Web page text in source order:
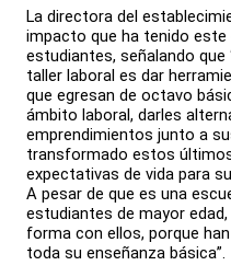
La directora del
impacto que ha tenido este
estudiantes, señalando
taller laboral es dar
que egresan de octavo
ámbito laboral, darles
emprendimientos junto a
transformado estos
expectativas de vida para
A pesar de que es una
estudiantes de mayor
forma con ellos, porque
toda su enseñanza básica”.